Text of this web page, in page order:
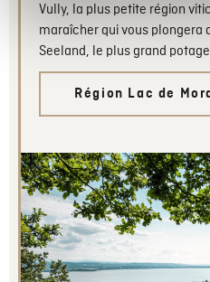
Vully, la plus petite région
maraîcher qui vous plongera
Seeland, le plus grand
Région Lac de